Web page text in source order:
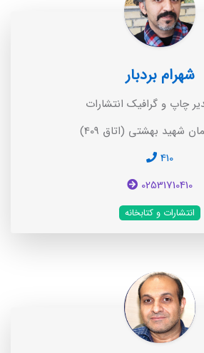
شهرام بردبار
چاپ و گرافیک انتشارات
شهید بهشتی (اتاق 409)
410
02531710410
انتشارات و کتابخانه